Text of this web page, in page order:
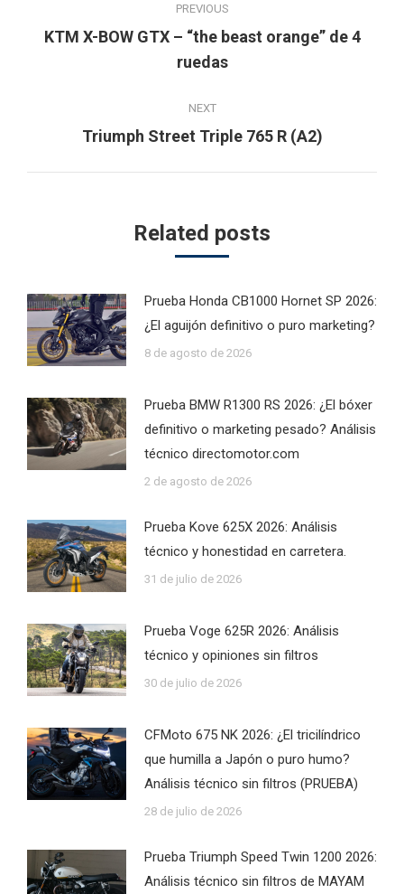
navigation
PREVIOUS
Previous
post:
KTM X-BOW GTX – “the beast orange” de 4
ruedas
NEXT
Next
Triumph Street Triple 765 R (A2)
Related posts
Prueba Honda CB1000 Hornet SP 2026:
¿El aguijón definitivo o puro marketing?
8 de agosto de 2026
Prueba BMW R1300 RS 2026: ¿El bóxer
definitivo o marketing pesado? Análisis
técnico directomotor.com
2 de agosto de 2026
Prueba Kove 625X 2026: Análisis
técnico y honestidad en carretera.
31 de julio de 2026
Prueba Voge 625R 2026: Análisis
técnico y opiniones sin filtros
30 de julio de 2026
CFMoto 675 NK 2026: ¿El tricilíndrico
que humilla a Japón o puro humo?
Análisis técnico sin filtros (PRUEBA)
28 de julio de 2026
Prueba Triumph Speed Twin 1200 2026:
Análisis técnico sin filtros de MAYAM